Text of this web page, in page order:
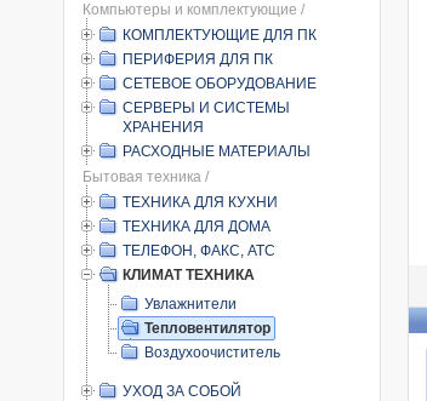
Компьютеры и комплектующие /
КОМПЛЕКТУЮЩИЕ ДЛЯ ПК
ПЕРИФЕРИЯ ДЛЯ ПК
СЕТЕВОЕ ОБОРУДОВАНИЕ
СЕРВЕРЫ И СИСТЕМЫ
ХРАНЕНИЯ
РАСХОДНЫЕ МАТЕРИАЛЫ
Бытовая техника /
ТЕХНИКА ДЛЯ КУХНИ
ТЕХНИКА ДЛЯ ДОМА
ТЕЛЕФОН, ФАКС, АТС
КЛИМАТ ТЕХНИКА
Увлажнители
Тепловентилятор
Воздухоочиститель
УХОД ЗА СОБОЙ